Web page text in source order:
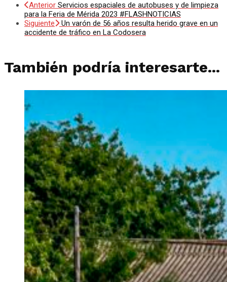
Anterior Servicios espaciales de autobuses y de limpieza
para la Feria de Mérida 2023 #FLASHNOTICIAS
Siguiente
Un varón de 56 años resulta herido grave en un
accidente de tráfico en La Codosera
También podría interesarte...